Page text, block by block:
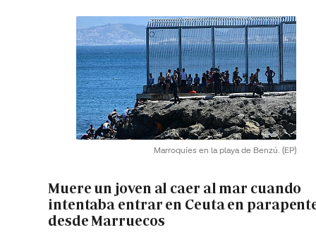
Marroquíes en la playa de Benzú. (EP)
Muere un joven al caer al mar cuando
intentaba entrar en Ceuta en
desde Marruecos